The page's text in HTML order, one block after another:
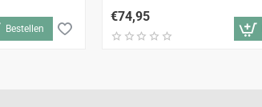
Bestellen
€74,95